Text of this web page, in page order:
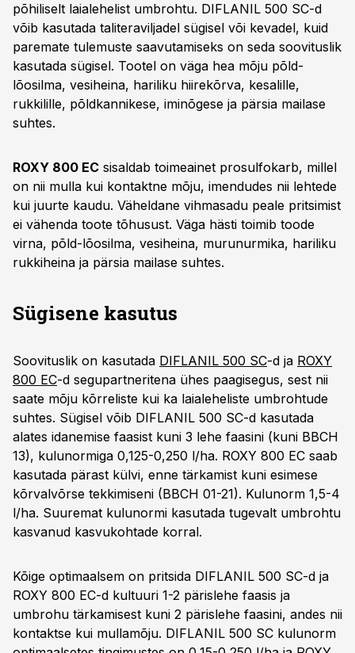
põhiliselt laialehelist umbrohtu. DIFLANIL 500 SC-d
võib kasutada taliteraviljadel sügisel või kevadel, kuid
paremate tulemuste saavutamiseks on seda soovituslik
kasutada sügisel. Tootel on väga hea mõju põld-
lõosilma, vesiheina, hariliku hiirekõrva, kesalille,
rukkilille, põldkannikese, iminõgese ja pärsia mailase
suhtes.
ROXY 800 EC sisaldab toimeainet prosulfokarb, millel
on nii mulla kui kontaktne mõju, imendudes nii lehtede
kui juurte kaudu. Väheldane vihmasadu peale pritsimist
ei vähenda toote tõhusust. Väga hästi toimib toode
virna, põld-lõosilma, vesiheina, murunurmika, hariliku
rukkiheina ja pärsia mailase suhtes.
Sügisene kasutus
Soovituslik on kasutada DIFLANIL 500 SC-d ja ROXY
800 EC-d segupartneritena ühes paagisegus, sest nii
saate mõju kõrreliste kui ka laialeheliste umbrohtude
suhtes. Sügisel võib DIFLANIL 500 SC-d kasutada
alates idanemise faasist kuni 3 lehe faasini (kuni BBCH
13), kulunormiga 0,125-0,250 l/ha. ROXY 800 EC saab
kasutada pärast külvi, enne tärkamist kuni esimese
kõrvalvõrse tekkimiseni (BBCH 01-21). Kulunorm 1,5-4
l/ha. Suuremat kulunormi kasutada tugevalt umbrohtu
kasvanud kasvukohtade korral.
Kõige optimaalsem on pritsida DIFLANIL 500 SC-d ja
ROXY 800 EC-d kultuuri 1-2 pärislehe faasis ja
umbrohu tärkamisest kuni 2 pärislehe faasini, andes nii
kontaktse kui mullamõju. DIFLANIL 500 SC kulunorm